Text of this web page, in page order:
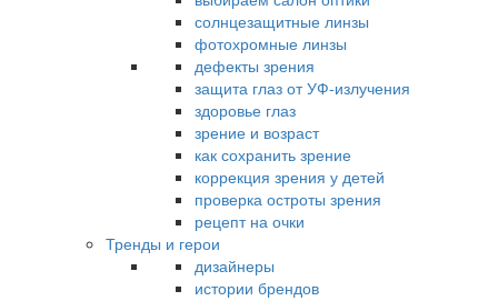
солнцезащитные линзы
фотохромные линзы
дефекты зрения
защита глаз от УФ-излучения
здоровье глаз
зрение и возраст
как сохранить зрение
коррекция зрения у детей
проверка остроты зрения
рецепт на очки
Тренды и герои
дизайнеры
истории брендов